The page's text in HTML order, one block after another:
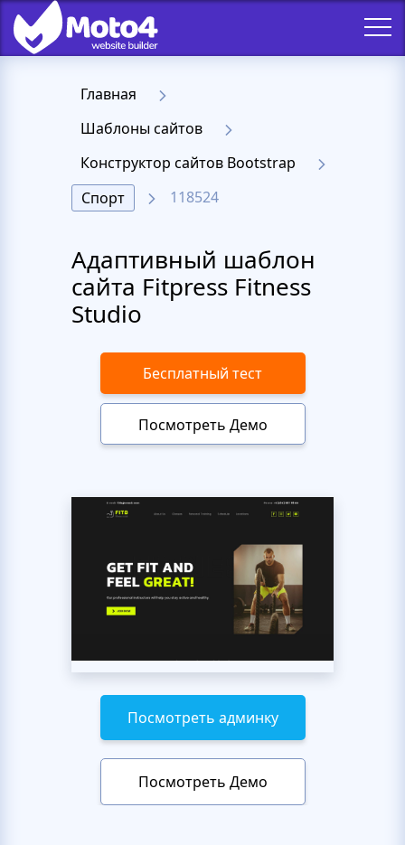
Главная
Шаблоны сайтов
Конструктор сайтов Bootstrap
Спорт
118524
Адаптивный шаблон
сайта Fitpress Fitness
Studio
Бесплатный тест
Посмотреть Демо
Посмотреть админку
Посмотреть Демо